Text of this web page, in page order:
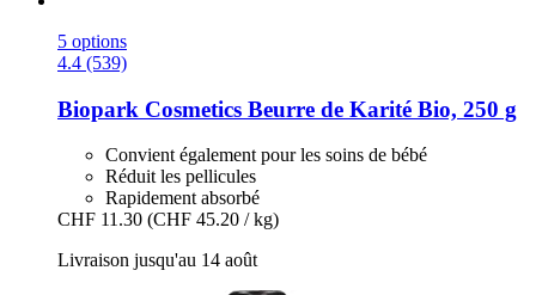
5 options
4.4 (539)
Biopark Cosmetics Beurre de Karité Bio, 250 g
Convient également pour les soins de bébé
Réduit les pellicules
Rapidement absorbé
CHF 11.30 (CHF 45.20 / kg)
Livraison jusqu'au 14 août